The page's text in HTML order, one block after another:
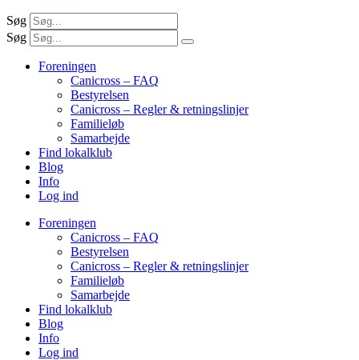
Søg
Søg
Foreningen
Canicross – FAQ
Bestyrelsen
Canicross – Regler & retningslinjer
Familieløb
Samarbejde
Find lokalklub
Blog
Info
Log ind
Foreningen
Canicross – FAQ
Bestyrelsen
Canicross – Regler & retningslinjer
Familieløb
Samarbejde
Find lokalklub
Blog
Info
Log ind